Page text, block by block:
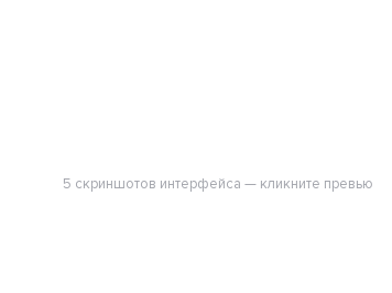
5 скриншотов интерфейса — кликните превью